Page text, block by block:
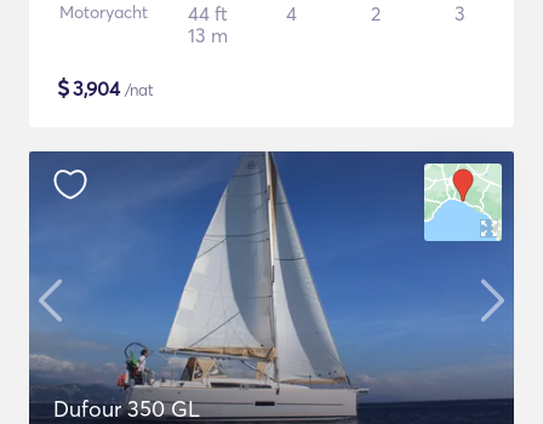
Motoryacht
44 ft
13 m
4 2 3
$3,904/nat
Dufour 350 GL